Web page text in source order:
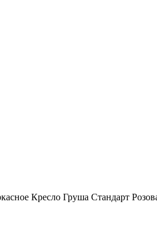
Кресло Груша Стандарт